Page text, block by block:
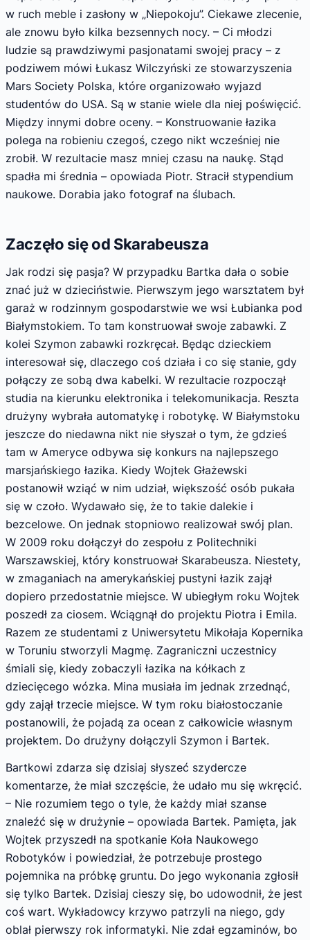
w ruch meble i zasłony w „Niepokoju”. Ciekawe zlecenie,
ale znowu było kilka bezsennych nocy. – Ci młodzi
ludzie są prawdziwymi pasjonatami swojej pracy – z
podziwem mówi Łukasz Wilczyński ze stowarzyszenia
Mars Society Polska, które organizowało wyjazd
studentów do USA. Są w stanie wiele dla niej poświęcić.
Między innymi dobre oceny. – Konstruowanie łazika
polega na robieniu czegoś, czego nikt wcześniej nie
zrobił. W rezultacie masz mniej czasu na naukę. Stąd
spadła mi średnia – opowiada Piotr. Stracił stypendium
naukowe. Dorabia jako fotograf na ślubach.
Zaczęło się od Skarabeusza
Jak rodzi się pasja? W przypadku Bartka dała o sobie
znać już w dzieciństwie. Pierwszym jego warsztatem był
garaż w rodzinnym gospodarstwie we wsi Łubianka pod
Białymstokiem. To tam konstruował swoje zabawki. Z
kolei Szymon zabawki rozkręcał. Będąc dzieckiem
interesował się, dlaczego coś działa i co się stanie, gdy
połączy ze sobą dwa kabelki. W rezultacie rozpoczął
studia na kierunku elektronika i telekomunikacja. Reszta
drużyny wybrała automatykę i robotykę. W Białymstoku
jeszcze do niedawna nikt nie słyszał o tym, że gdzieś
tam w Ameryce odbywa się konkurs na najlepszego
marsjańskiego łazika. Kiedy Wojtek Głażewski
postanowił wziąć w nim udział, większość osób pukała
się w czoło. Wydawało się, że to takie dalekie i
bezcelowe. On jednak stopniowo realizował swój plan.
W 2009 roku dołączył do zespołu z Politechniki
Warszawskiej, który konstruował Skarabeusza. Niestety,
w zmaganiach na amerykańskiej pustyni łazik zajął
dopiero przedostatnie miejsce. W ubiegłym roku Wojtek
poszedł za ciosem. Wciągnął do projektu Piotra i Emila.
Razem ze studentami z Uniwersytetu Mikołaja Kopernika
w Toruniu stworzyli Magmę. Zagraniczni uczestnicy
śmiali się, kiedy zobaczyli łazika na kółkach z
dziecięcego wózka. Mina musiała im jednak zrzednąć,
gdy zajął trzecie miejsce. W tym roku białostoczanie
postanowili, że pojadą za ocean z całkowicie własnym
projektem. Do drużyny dołączyli Szymon i Bartek.
Bartkowi zdarza się dzisiaj słyszeć szydercze
komentarze, że miał szczęście, że udało mu się wkręcić.
– Nie rozumiem tego o tyle, że każdy miał szanse
znaleźć się w drużynie – opowiada Bartek. Pamięta, jak
Wojtek przyszedł na spotkanie Koła Naukowego
Robotyków i powiedział, że potrzebuje prostego
pojemnika na próbkę gruntu. Do jego wykonania zgłosił
się tylko Bartek. Dzisiaj cieszy się, bo udowodnił, że jest
coś wart. Wykładowcy krzywo patrzyli na niego, gdy
oblał pierwszy rok informatyki. Nie zdał egzaminów, bo